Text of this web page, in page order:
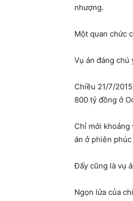
nhượng.
Một quan chức
Vụ án đáng chú
Chiều 21/7/
800 tỷ đồng ở
Chỉ mới khoảng
án ở phiên
Đấy cũng là vụ
Ngọn lửa của